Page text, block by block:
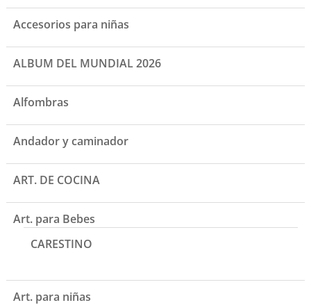
Accesorios para niñas
ALBUM DEL MUNDIAL 2026
Alfombras
Andador y caminador
ART. DE COCINA
Art. para Bebes
CARESTINO
Art. para niñas